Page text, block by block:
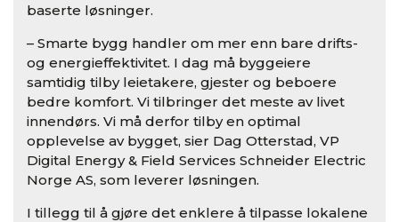
baserte løsninger.
– Smarte bygg handler om mer enn bare drifts-
og energieffektivitet. I dag må byggeiere
samtidig tilby leietakere, gjester og beboere
bedre komfort. Vi tilbringer det meste av livet
innendørs. Vi må derfor tilby en optimal
opplevelse av bygget, sier Dag Otterstad, VP
Digital Energy & Field Services Schneider Electric
Norge AS, som leverer løsningen.
I tillegg til å gjøre det enklere å tilpasse lokalene